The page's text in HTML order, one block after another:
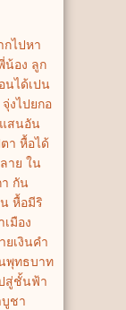
ไปหา
น้อง ลูก
นได้เปน
งไปยกอ
สนอัน
า หื้อได้
าย ใน
กัน
หื้อมีริ
มือง
เงินคำ
พุทธบาท
สู่ชั้นฟ้า
ชา